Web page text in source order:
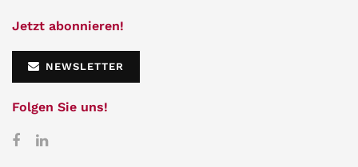
Jetzt abonnieren!
NEWSLETTER
Folgen Sie uns!